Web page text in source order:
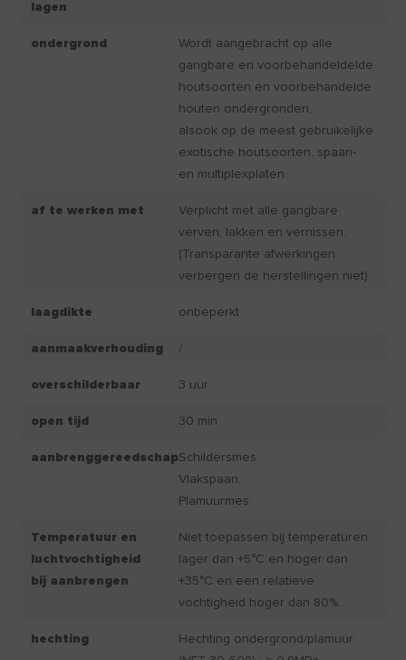
lagen
ondergrond
Wordt aangebracht op alle
gangbare en voorbehandeldelde
houtsoorten en voorbehandelde
houten ondergronden,
alsook op de meest gebruikelijke
exotische houtsoorten, spaan-
en multiplexplaten.
af te werken met
Verplicht met alle gangbare
verven, lakken en vernissen.
(Transparante afwerkingen
verbergen de herstellingen niet).
laagdikte onbeperkt
aanmaakverhouding /
overschilderbaar 3 uur
open tijd 30 min
aanbrenggereedschapSchildersmes.
Vlakspaan.
Plamuurmes.
Temperatuur en
luchtvochtigheid
bij aanbrengen
Niet toepassen bij temperaturen
lager dan +5°C en hoger dan
+35°C en een relatieve
vochtigheid hoger dan 80%.
hechting
Hechting ondergrond/plamuur